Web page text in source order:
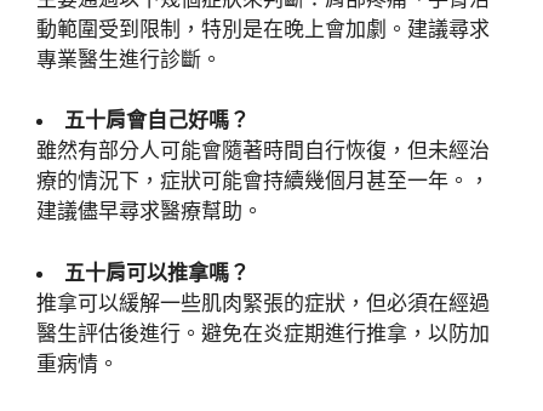
動範圍受到限制，特別是在晚上會加劇。建議尋求
專業醫生進行診斷。
五十肩會自己好嗎？
雖然有部分人可能會隨著時間自行恢復，但未經治
療的情況下，症狀可能會持續幾個月甚至一年。，
建議儘早尋求醫療幫助。
五十肩可以推拿嗎？
推拿可以緩解一些肌肉緊張的症狀，但必須在經過
醫生評估後進行。避免在炎症期進行推拿，以防加
重病情。